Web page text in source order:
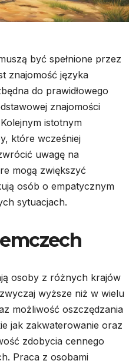
być spełnione przez
znajomość języka
do prawidłowego
znajomości
istotnym
które wcześniej
uwagę na
mogą zwiększyć
osób o empatycznym
sytuacjach.
osoby z różnych krajów
wyższe niż w wielu
możliwość oszczędzania
jak zakwaterowanie oraz
zdobycia cennego
Praca z osobami